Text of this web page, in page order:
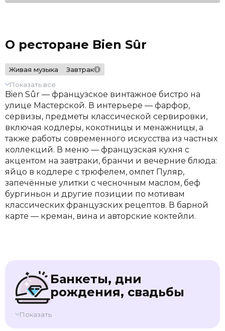
О ресторане Bien Sûr
Живая музыка
Завтрак
Показать все
Bien Sûr — французское винтажное бистро на
улице Мастерской. В интерьере — фарфор,
сервизы, предметы классической сервировки,
включая кодлеры, кокотницы и менажницы, а
также работы современного искусства из частных
коллекций. В меню — французская кухня с
акцентом на завтраки, бранчи и вечерние блюда:
яйцо в кодлере с трюфелем, омлет Пуляр,
запечённые улитки с чесночным маслом, беф
бургиньон и другие позиции по мотивам
классических французских рецептов. В барной
карте — креман, вина и авторские коктейли.
Банкеты, дни
рождения, свадьбы
Показать